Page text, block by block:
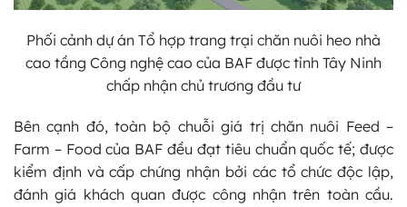
Phối cảnh dự án Tổ hợp trang trại chăn nuôi heo nhà
cao tầng Công nghệ cao của BAF được tỉnh Tây Ninh
chấp nhận chủ trương đầu tư
Bên cạnh đó, toàn bộ chuỗi giá trị chăn nuôi Feed –
Farm – Food của BAF đều đạt tiêu chuẩn quốc tế; được
kiểm định và cấp chứng nhận bởi các tổ chức độc lập,
đánh giá khách quan được công nhận trên toàn cầu.